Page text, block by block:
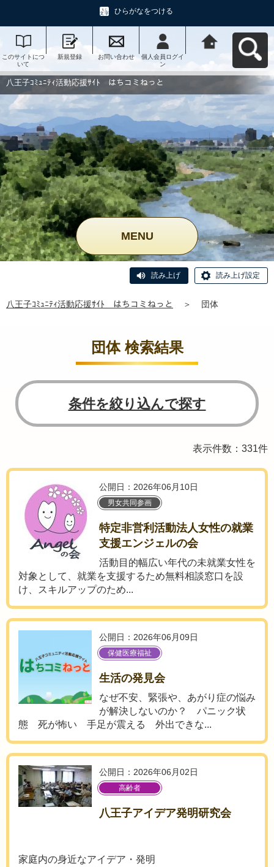
ひらがなをつける
このサイトにつ
いて
新規登録 お問い合わせ
個人会員ログイ
ン
動応援ｻｲﾄ はち
コミねっとへ戻
八王子ｺﾐｭﾆﾃｨ活動応援ｻｲﾄ はちコミねっと
MENU
読み上げ 読み上げ設定
八王子ｺﾐｭﾆﾃｨ活動応援ｻｲﾄ はちコミねっと ＞ 団体
団体 検索結果
条件を絞り込んで探す
表示件数：331件
公開日：2026年06月10日
男女共同参画
特定非営利活動法人女性の就業
支援エンジェルの会
活動目的幅広い年代の未就業女性を
対象として、就業を支援するため無料相談窓口を設
け、スキルアップのため...
公開日：2026年06月09日
保健医療福祉
生活の発見会
なぜ不安、緊張や、あがり症の悩み
が解決しないのか？ パニック状
態 死が怖い 手足が震える 外出できな...
公開日：2026年06月02日
高齢者
八王子アイデア発明研究会
家庭内の身近なアイデア・発明